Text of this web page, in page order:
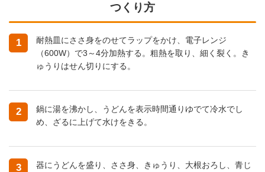
つくり方
1
耐熱皿にささ身をのせてラップをかけ、電子レンジ
（600W）で3～4分加熱する。粗熱を取り、細く裂く。き
ゅうりはせん切りにする。
2
鍋に湯を沸かし、うどんを表示時間通りゆでて冷水でし
め、ざるに上げて水けをきる。
3
器にうどんを盛り、ささ身、きゅうり、大根おろし、青じ